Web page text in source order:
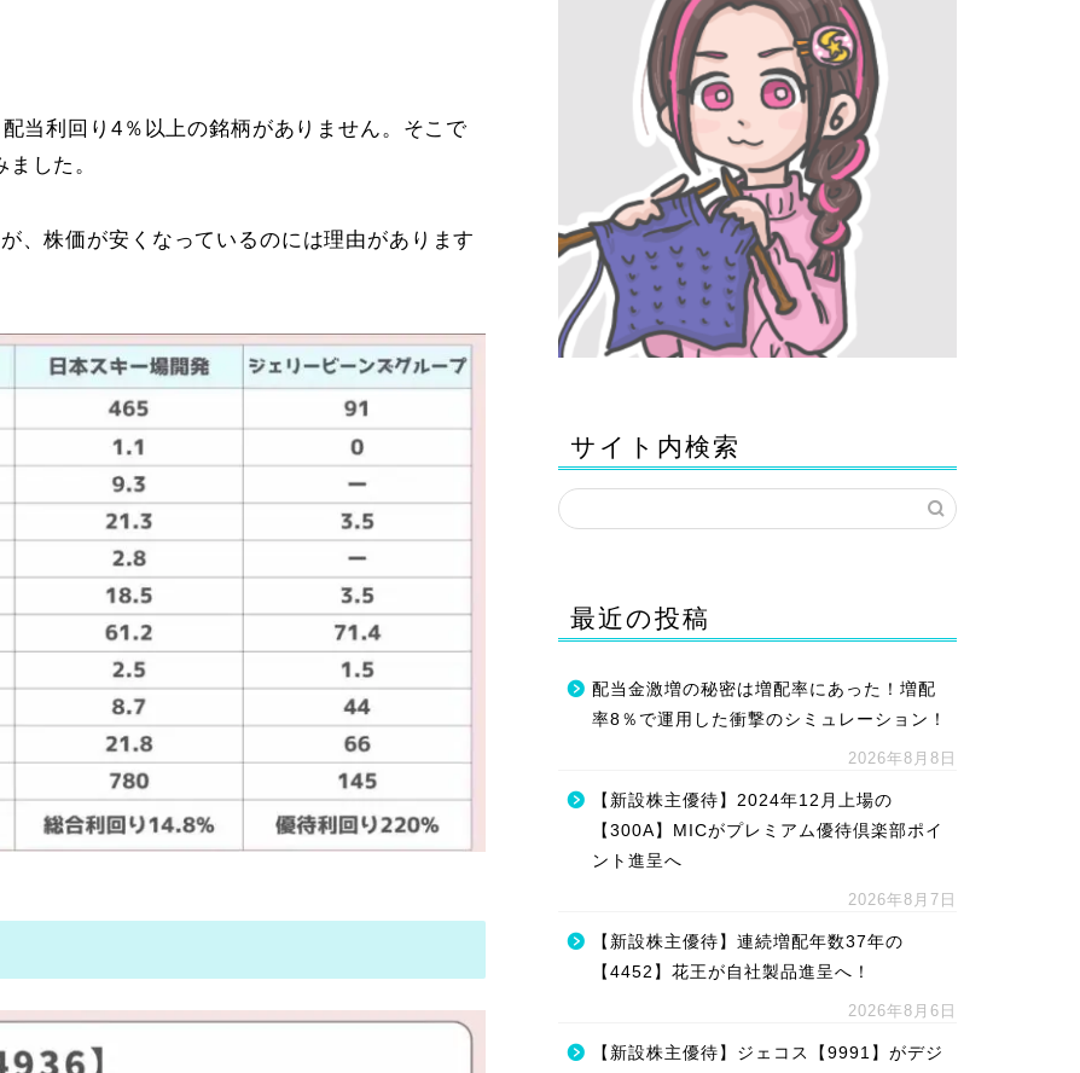
当利回り4％以上の銘柄がありません。そこで
した。
、株価が安くなっているのには理由があります
サイト内検索
最近の投稿
配当金激増の秘密は増配率にあった！増配
率8％で運用した衝撃のシミュレーション！
2026年8月8日
【新設株主優待】2024年12月上場の
【300A】MICがプレミアム優待倶楽部ポイ
ント進呈へ
2026年8月7日
【新設株主優待】連続増配年数37年の
【4452】花王が自社製品進呈へ！
2026年8月6日
【新設株主優待】ジェコス【9991】がデジ